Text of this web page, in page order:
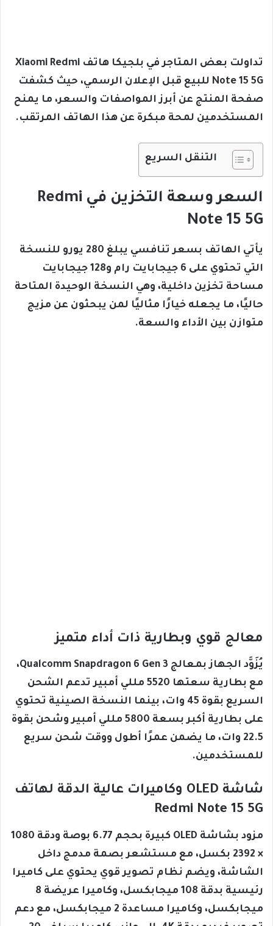
تداولت بعض المتاجر في بلجيكا هاتف Xiaomi Redmi
Note 15 5G للبيع قبل الإعلان الرسمي، حيث كشفت
صفحة المنتج عن أبرز المواصفات والسعر، ما يمنح
المستخدمين لمحة مبكرة عن هذا الهاتف المرتقب.
التنقل السريع
السعر وسعة التخزين في Redmi
Note 15 5G
يأتي الهاتف بسعر تنافسي يبلغ 280 يورو للنسخة
التي تحتوي على 6 جيجابايت رام و128 جيجابايت
مساحة تخزين داخلية، وهي النسخة الوحيدة المتاحة
حاليًا، ما يجعله خيارًا مثاليًا لمن يبحثون عن مزيج
متوازن بين الأداء والسعة.
معالج قوي وبطارية ذات أداء متميز
يُزَوَّد الجهاز بمعالج Qualcomm Snapdragon 6 Gen 3،
مع بطارية سعتها 5520 مللي أمبير تدعم الشحن
السريع بقوة 45 وات، بينما النسخة الصينية تحتوي
على بطارية أكبر بسعة 5800 مللي أمبير وشحن بقوة
22.5 وات، ما يضمن عمرًا أطول ووقت شحن سريع
للمستخدمين.
شاشة OLED وكاميرات عالية الدقة لهاتف
Redmi Note 15 5G
مزود بشاشة OLED كبيرة بحجم 6.77 بوصة ودقة 1080
× 2392 بكسل، مع مستشعر بصمة مدمج داخل
الشاشة، ويضم نظام تصوير قوي يحتوي على كاميرا
رئيسية بدقة 108 ميجابكسل، وكاميرا عريضة 8
ميجابكسل، وكاميرا مساعدة 2 ميجابكسل، مع دعم